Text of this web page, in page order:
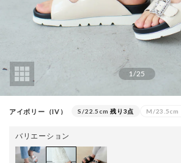
1/25
アイボリー（IV） S/22.5cm 残り3点 M/23.5cm
バリエーション